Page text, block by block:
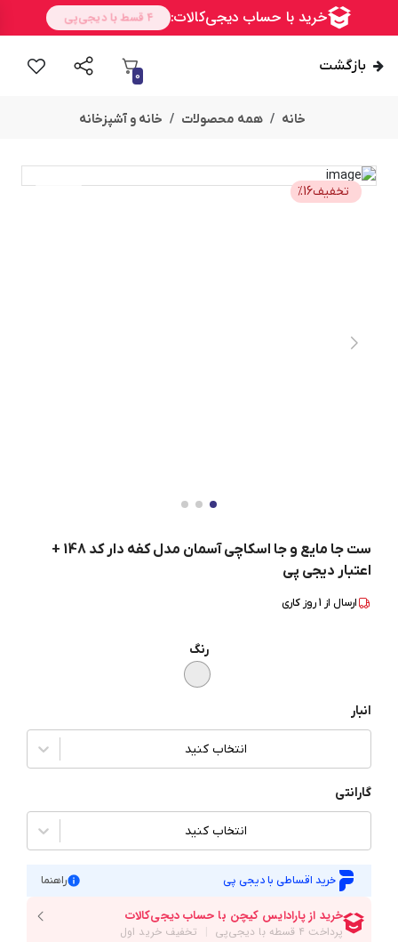
بازگشت
0
خانه همه محصولات خانه و آشپزخانه
تخفیف %16
ست جا مایع و جا اسکاچی آسمان مدل کفه دار کد 148 +
اعتبار دیجی پی
ارسال از 1روز کاری
رنگ
انبار
انتخاب کنید
گارانتی
انتخاب کنید
خرید اقساطی با دیجی پی راهنما